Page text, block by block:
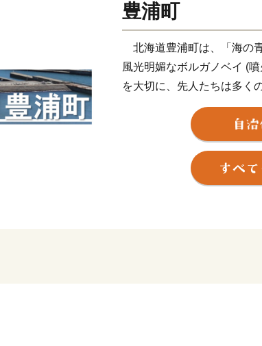
豊浦町
北海道豊浦町は、「海の
風光明媚なボルガノベイ (
を大切に、先人たちは多く
力を重ねてきて、現在の豊
また一汗一汗適応した施策
ければならないと考えてい
本町は従前より第一次産
表的な特産物としては、「
及び水産業が盛んであり